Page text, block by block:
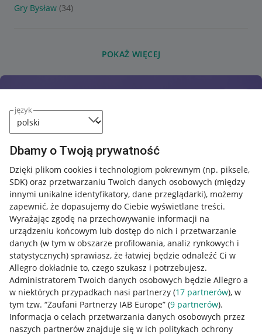
język
Dbamy o Twoją prywatność
Dzięki plikom cookies i technologiom pokrewnym (np. piksele,
SDK) oraz przetwarzaniu Twoich danych osobowych (między
innymi unikalne identyfikatory, dane przeglądarki), możemy
zapewnić, że dopasujemy do Ciebie wyświetlane treści.
Wyrażając zgodę na przechowywanie informacji na
urządzeniu końcowym lub dostęp do nich i przetwarzanie
danych (w tym w obszarze profilowania, analiz rynkowych i
statystycznych) sprawiasz, że łatwiej będzie odnaleźć Ci w
Allegro dokładnie to, czego szukasz i potrzebujesz.
Administratorem Twoich danych osobowych będzie Allegro a
w niektórych przypadkach nasi partnerzy (17 partnerów), w
tym tzw. “Zaufani Partnerzy IAB Europe” (9 partnerów).
Informacja o celach przetwarzania danych osobowych przez
naszych partnerów znajduje się w ich politykach ochrony
Gry Bysław (34)
POKAŻ WIĘCEJ
Nawigacja
Przydatne informacje